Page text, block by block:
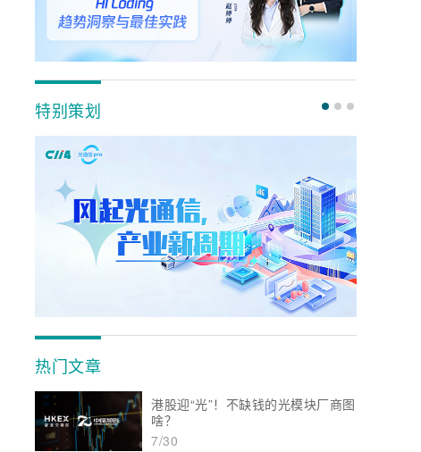
特别策划
热门文章
港股迎“光”！不缺钱的光模块厂商图
啥？
7/30